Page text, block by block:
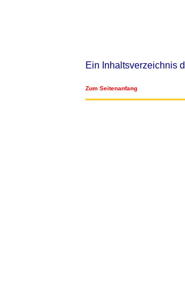
Ein Inhaltsverzeichnis
Zum Seitenanfang